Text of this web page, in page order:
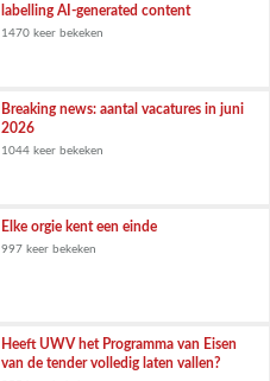
labelling AI-generated content
1470 keer bekeken
Breaking news: aantal vacatures in juni
2026
1044 keer bekeken
Elke orgie kent een einde
997 keer bekeken
Heeft UWV het Programma van Eisen
van de tender volledig laten vallen?